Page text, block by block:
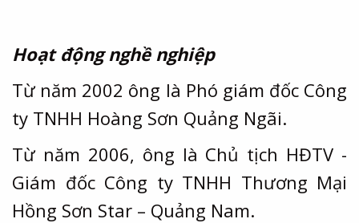
Hoạt động nghề nghiệp
Từ năm 2002 ông là Phó giám đốc Công
ty TNHH Hoàng Sơn Quảng Ngãi.
Từ năm 2006, ông là Chủ tịch HĐTV -
Giám đốc Công ty TNHH Thương Mại
Hồng Sơn Star – Quảng Nam.